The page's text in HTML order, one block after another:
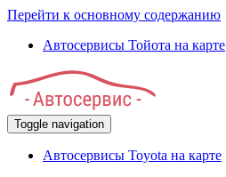
Перейти к основному содержанию
Автосервисы Тойота на карте
Toggle navigation
Автосервисы Toyota на карте